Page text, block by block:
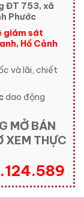
ĐT 753, xã
Phước
giám sát
Hồ Cảnh
và lãi, chiết
dao động
MỞ BÁN
XEM THỰC